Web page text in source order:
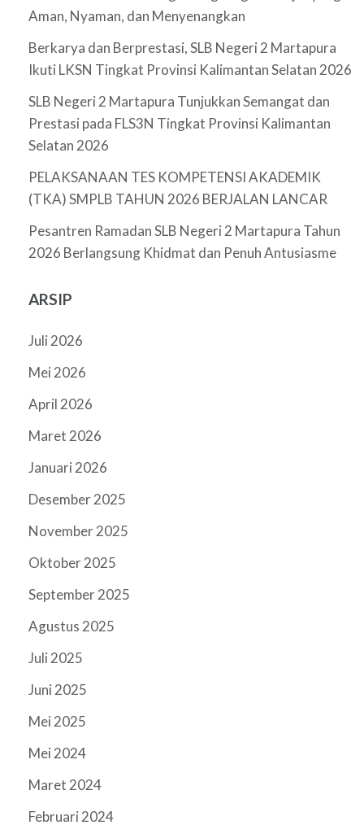
Aman, Nyaman, dan Menyenangkan
Berkarya dan Berprestasi, SLB Negeri 2 Martapura
Ikuti LKSN Tingkat Provinsi Kalimantan Selatan 2026
SLB Negeri 2 Martapura Tunjukkan Semangat dan
Prestasi pada FLS3N Tingkat Provinsi Kalimantan
Selatan 2026
PELAKSANAAN TES KOMPETENSI AKADEMIK
(TKA) SMPLB TAHUN 2026 BERJALAN LANCAR
Pesantren Ramadan SLB Negeri 2 Martapura Tahun
2026 Berlangsung Khidmat dan Penuh Antusiasme
ARSIP
Juli 2026
Mei 2026
April 2026
Maret 2026
Januari 2026
Desember 2025
November 2025
Oktober 2025
September 2025
Agustus 2025
Juli 2025
Juni 2025
Mei 2025
Mei 2024
Maret 2024
Februari 2024